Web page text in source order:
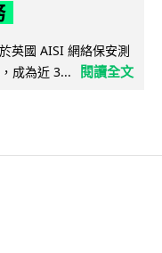
英國 AISI 網絡保安測
成為近 3...
閱讀全文